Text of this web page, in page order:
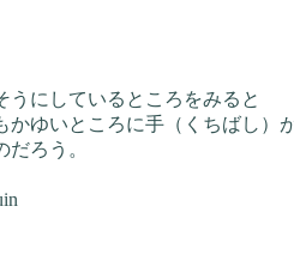
うにしているところをみると
かゆいところに手（くちばし）
ろう。
Penguin (本